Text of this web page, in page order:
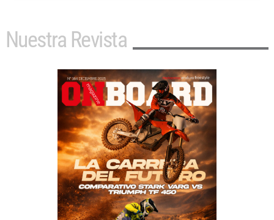
Nuestra Revista